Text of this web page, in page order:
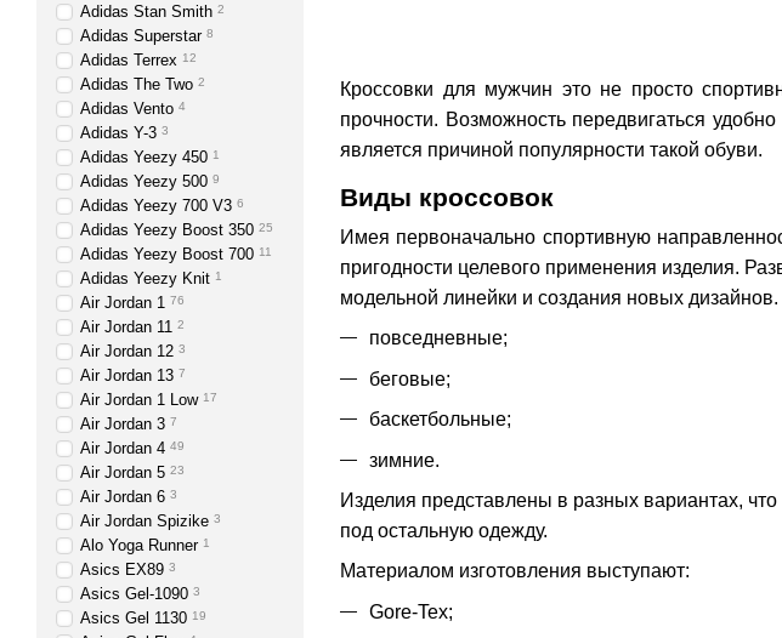
Кроссовки для мужчин это не просто
прочности. Возможность передвигаться
является причиной популярности такой обуви.
Виды кроссовок
Имея первоначально спортивную
пригодности целевого применения изделия.
модельной линейки и создания новых
повседневные;
беговые;
баскетбольные;
зимние.
Изделия представлены в разных вариантах,
под остальную одежду.
Материалом изготовления выступают:
Gore-Tex;
Adidas Stan Smith 2
Adidas Superstar 8
Adidas Terrex 12
Adidas The Two 2
Adidas Vento 4
Adidas Y-3 3
Adidas Yeezy 450 1
Adidas Yeezy 500 9
Adidas Yeezy 700 V3 6
Adidas Yeezy Boost 350 25
Adidas Yeezy Boost 700 11
Adidas Yeezy Knit 1
Air Jordan 1 76
Air Jordan 11 2
Air Jordan 12 3
Air Jordan 13 7
Air Jordan 1 Low 17
Air Jordan 3 7
Air Jordan 4 49
Air Jordan 5 23
Air Jordan 6 3
Air Jordan Spizike 3
Alo Yoga Runner 1
Asics EX89 3
Asics Gel-1090 3
Asics Gel 1130 19